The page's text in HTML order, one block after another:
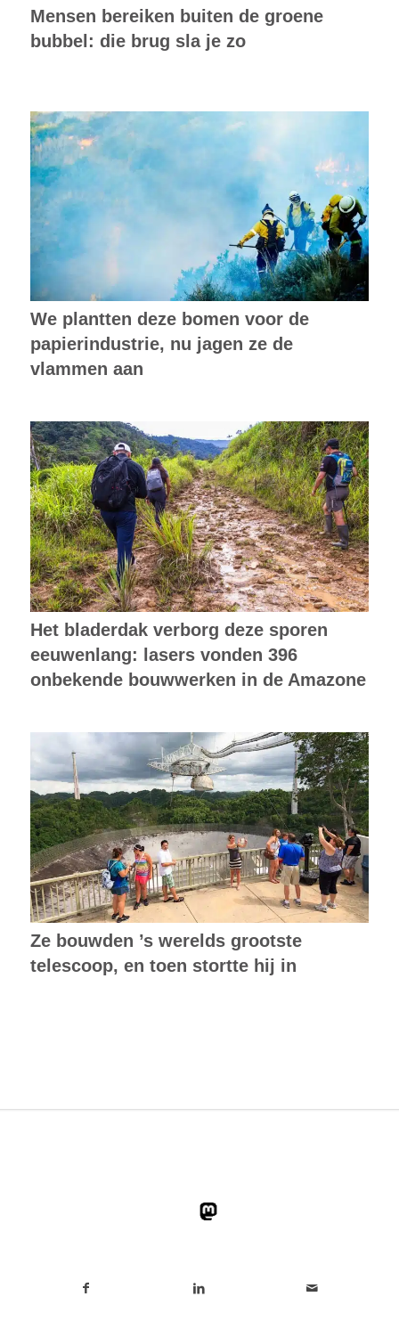
Mensen bereiken buiten de groene
bubbel: die brug sla je zo
We plantten deze bomen voor de
papierindustrie, nu jagen ze de
vlammen aan
Het bladerdak verborg deze sporen
eeuwenlang: lasers vonden 396
onbekende bouwwerken in de Amazone
Ze bouwden ’s werelds grootste
telescoop, en toen stortte hij in